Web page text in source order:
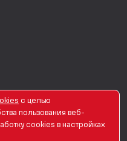
с целью
пользования веб-
сookies в настройках